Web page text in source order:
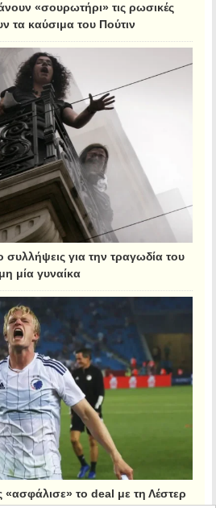
«σουρωτήρι» τις ρωσικές
τα καύσιμα του Πούτιν
για την τραγωδία του
μία γυναίκα
το deal με τη Λέστερ